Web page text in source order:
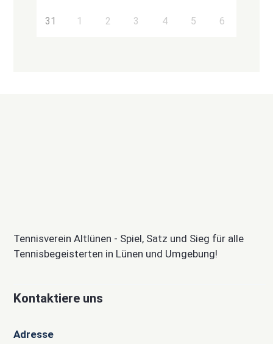
31 1 2 3 4 5 6
Tennisverein Altlünen - Spiel, Satz und Sieg für alle
Tennisbegeisterten in Lünen und Umgebung!
Kontaktiere uns
Adresse